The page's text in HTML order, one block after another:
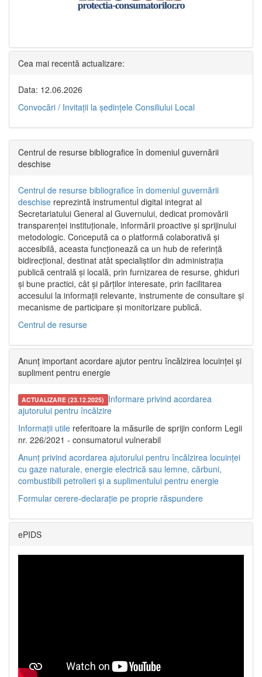
Cea mai recentă actualizare:
Data: 12.06.2026
Convocări / Invitaţii la şedinţele Consiliului Local
Centrul de resurse bibliografice în domeniul guvernării
deschise
Centrul de resurse bibliografice în domeniul guvernării
deschise reprezintă instrumentul digital integrat al
Secretariatului General al Guvernului, dedicat promovării
transparenței instituționale, informării proactive și sprijinului
metodologic. Concepută ca o platformă colaborativă și
accesibilă, aceasta funcționează ca un hub de referință
bidirecțional, destinat atât specialiștilor din administrația
publică centrală și locală, prin furnizarea de resurse, ghiduri
și bune practici, cât și părților interesate, prin facilitarea
accesului la informații relevante, instrumente de consultare și
mecanisme de participare și monitorizare publică.
Centrul de resurse
Anunț important acordare ajutor pentru încălzirea locuinței și
supliment pentru energie
ACTUALIZARE (23.12.2025) Informare privind acordarea
ajutorului pentru încălzire
Informații utile referitoare la măsurile de sprijin conform Legii
nr. 226/2021 - consumatorul vulnerabil
Anunț privind acordarea ajutorului pentru încălzirea locuinței
cu gaze naturale, energie electrică sau lemne, cărbuni,
combustibili petrolieri și a suplimentului pentru energie
Formular cerere-declarație pe proprie răspundere
ePIDS